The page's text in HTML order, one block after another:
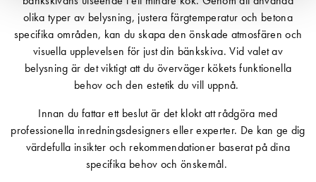
olika typer av belysning, justera färgtemperatur och betona
specifika områden, kan du skapa den önskade atmosfären och
visuella upplevelsen för just din bänkskiva. Vid valet av
belysning är det viktigt att du överväger kökets funktionella
behov och den estetik du vill uppnå.
Innan du fattar ett beslut är det klokt att rådgöra med
professionella inredningsdesigners eller experter. De kan ge dig
värdefulla insikter och rekommendationer baserat på dina
specifika behov och önskemål.